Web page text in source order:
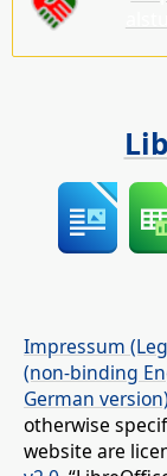
Impressum
(non-binding
German version)
otherwise
website are